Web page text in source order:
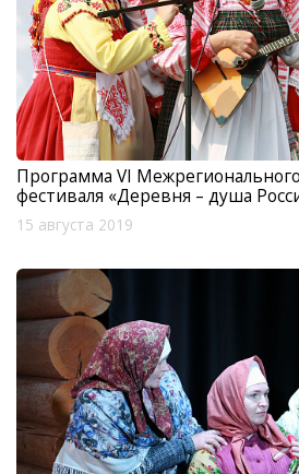
Программа VI
фестиваля «Деревня – душа
15 августа 2019